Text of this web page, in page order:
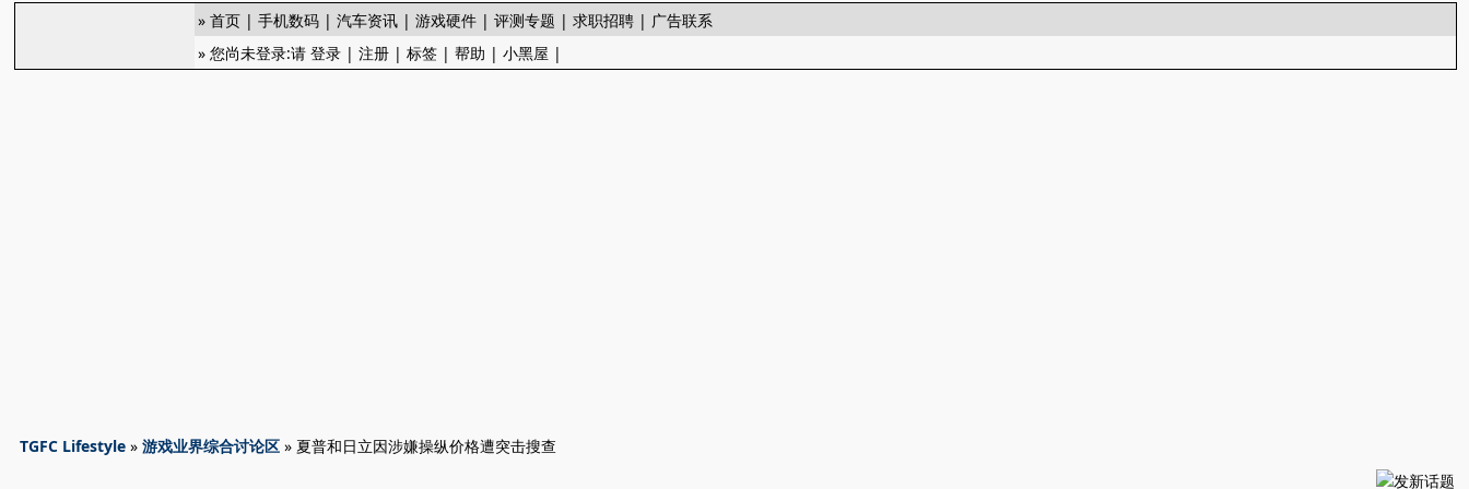
»首页 |手机数码 |汽车资讯 |游戏硬件 |评测专题 |求职招聘 | 广告联系
» 您尚未登录:请登录 |注册 |标签 |帮助 |小黑屋 |
TGFC Lifestyle »游戏业界综合讨论区 » 夏普和日立因涉嫌操纵价格遭突击搜查